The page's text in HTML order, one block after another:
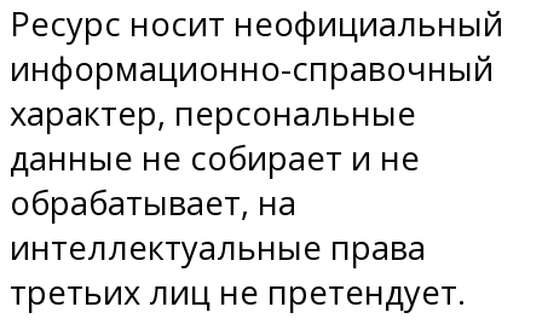
Ресурс носит неофициальный
информационно-справочный
характер, персональные
данные не собирает и не
обрабатывает, на
интеллектуальные права
третьих лиц не претендует.